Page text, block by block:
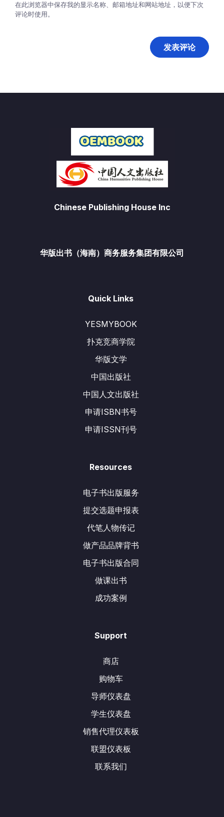
在此浏览器中保存我的显示名称、邮箱地址和网站地址，以便下次
评论时使用。
Chinese Publishing House Inc
华版出书（海南）商务服务集团有限公司
Quick Links
YESMYBOOK
扑克竞商学院
华版文学
中国出版社
中国人文出版社
申请ISBN书号
申请ISSN刊号
Resources
电子书出版服务
提交选题申报表
代笔人物传记
做产品品牌背书
电子书出版合同
做课出书
成功案例
Support
商店
购物车
导师仪表盘
学生仪表盘
销售代理仪表板
联盟仪表板
联系我们